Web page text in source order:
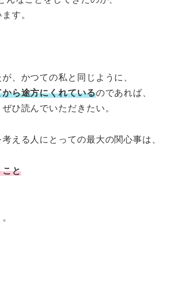
す。
、かつての私と同じように、
ら途方にくれているのであれば、
ひ読んでいただきたい。
える人にとっての最大の関心事は、
こと